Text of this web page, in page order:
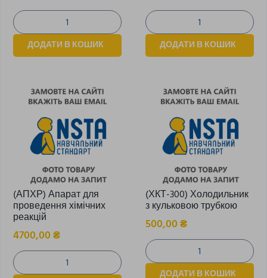
ДОДАТИ В КОШИК ДОДАТИ В КОШИК
(АПХР) Апарат для
проведення хімічних
реакцій
4700,00₴
(ХКТ-300) Холодильник
з кульковою трубкою
500,00₴
ДОДАТИ В КОШИК